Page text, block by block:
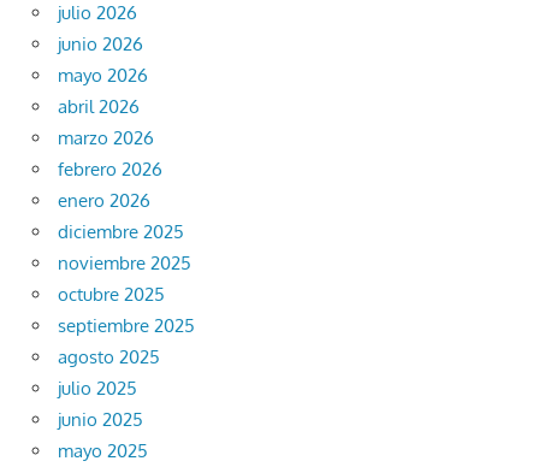
julio 2026
junio 2026
mayo 2026
abril 2026
marzo 2026
febrero 2026
enero 2026
diciembre 2025
noviembre 2025
octubre 2025
septiembre 2025
agosto 2025
julio 2025
junio 2025
mayo 2025